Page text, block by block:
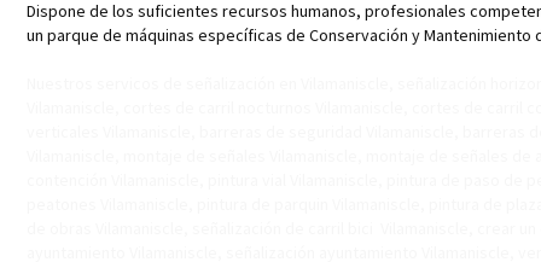
Dispone de los suficientes recursos humanos, profesionales
un parque de máquinas específicas de Conservación y